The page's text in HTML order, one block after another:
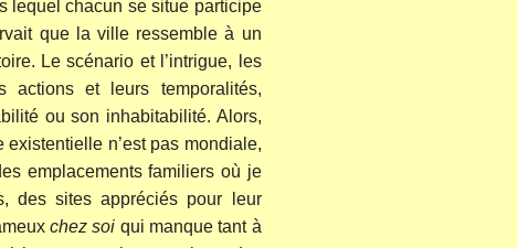
lequel chacun se situe participe
que la ville ressemble à un
Le scénario et l’intrigue, les
actions et leurs temporalités,
ou son inhabitabilité. Alors,
existentielle n’est pas mondiale,
emplacements familiers où je
des sites appréciés pour leur
chez soi qui manque tant à